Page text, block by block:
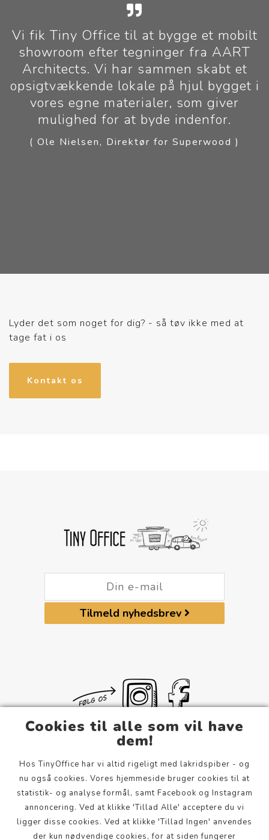
Vi fik Tiny Office til at bygge et mobilt
showroom efter tegninger fra AART
Architects. Vi har sammen skabt et
opsigtvækkende lokale på hjul bygget i
vores egne materialer, som giver
mulighed for at byde indenfor.
( Ole Nielsen, Direktør for Superwood )
Lyder det som noget for dig? - så tøv ikke med at
tage fat i os
Kontakt os
Tilmeld nyhedsbrev
Om Os
Privatlivspolitik
Jægergårdsgade 158B
8000 Aarhus C
Cookies til alle som vil have
dem!
Hos TinyOffice har vi altid rigeligt med lakridspiber - og
nu også cookies. Vores hjemmeside bruger cookies til at
statistik- og analyse formål, samt Facebook og Instagram
annoncering. Ved at klikke 'Tillad Alle' acceptere du vi
ligger disse cookies. Ved at klikke 'Tillad Ingen' anvendes
der kun nødvendige cookies, for at siden fungerer